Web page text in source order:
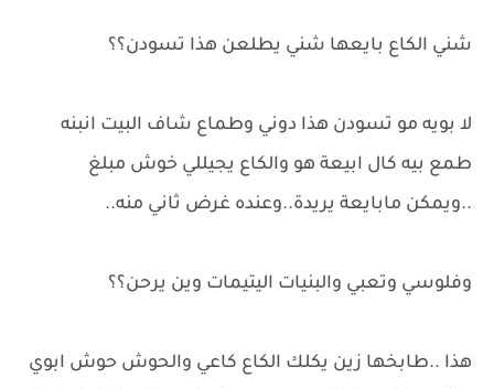
شني الكاع بايعها شني يطلعن هذا تسودن؟؟
لا بويه مو تسودن هذا دوني وطماع شاف البيت انبنه
طمع بيه كال ابيعة هو والكاع يجيللي خوش مبلغ
..ويمكن مابايعة يريدة..وعنده غرض ثاني منه..
وفلوسي وتعبي والبنيات اليتيمات وين يرحن؟؟
هذا ..طابخها زين يكلك الكاع كاعي والحوش حوش ابوي